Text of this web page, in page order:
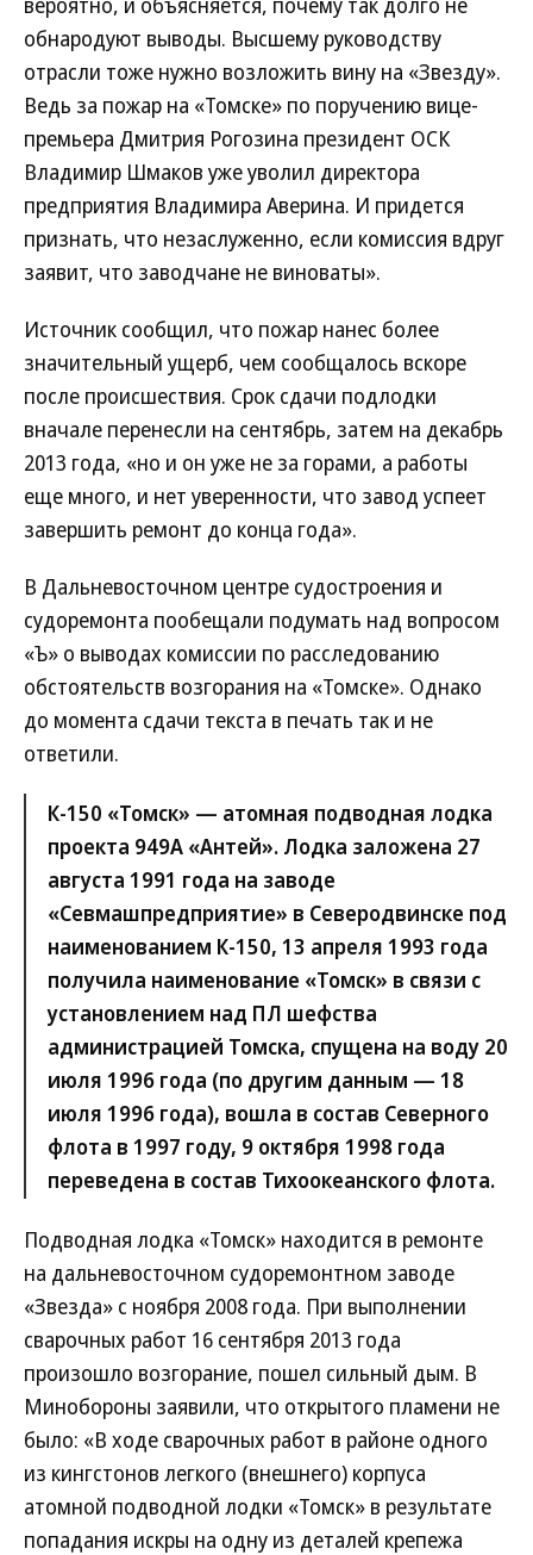
обнародуют выводы. Высшему руководству
отрасли тоже нужно возложить вину на «Звезду».
Ведь за пожар на «Томске» по поручению вице-
премьера Дмитрия Рогозина президент ОСК
Владимир Шмаков уже уволил директора
предприятия Владимира Аверина. И придется
признать, что незаслуженно, если комиссия вдруг
заявит, что заводчане не виноваты».
Источник сообщил, что пожар нанес более
значительный ущерб, чем сообщалось вскоре
после происшествия. Срок сдачи подлодки
вначале перенесли на сентябрь, затем на декабрь
2013 года, «но и он уже не за горами, а работы
еще много, и нет уверенности, что завод успеет
завершить ремонт до конца года».
В Дальневосточном центре судостроения и
судоремонта пообещали подумать над вопросом
«Ъ» о выводах комиссии по расследованию
обстоятельств возгорания на «Томске». Однако
до момента сдачи текста в печать так и не
ответили.
К-150 «Томск» — атомная подводная лодка
проекта 949А «Антей». Лодка заложена 27
августа 1991 года на заводе
«Севмашпредприятие» в Северодвинске под
наименованием К-150, 13 апреля 1993 года
получила наименование «Томск» в связи с
установлением над ПЛ шефства
администрацией Томска, спущена на воду 20
июля 1996 года (по другим данным — 18
июля 1996 года), вошла в состав Северного
флота в 1997 году, 9 октября 1998 года
переведена в состав Тихоокеанского флота.
Подводная лодка «Томск» находится в ремонте
на дальневосточном судоремонтном заводе
«Звезда» с ноября 2008 года. При выполнении
сварочных работ 16 сентября 2013 года
произошло возгорание, пошел сильный дым. В
Минобороны заявили, что открытого пламени не
было: «В ходе сварочных работ в районе одного
из кингстонов легкого (внешнего) корпуса
атомной подводной лодки «Томск» в результате
попадания искры на одну из деталей крепежа